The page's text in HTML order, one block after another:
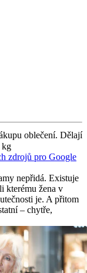
oblečení. Dělají
kg
zdrojů pro Google
nepřidá. Existuje
kterému žena v
je. A přitom
– chytře,